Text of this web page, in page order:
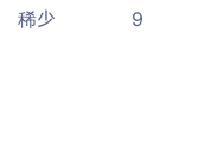
稀少
9